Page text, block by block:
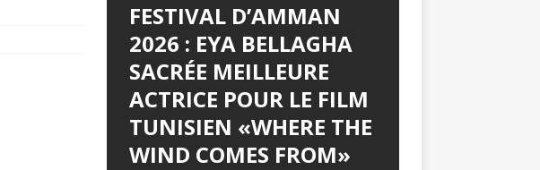
FESTIVAL D’AMMAN
2026 : EYA BELLAGHA
SACRÉE MEILLEURE
ACTRICE POUR LE FILM
TUNISIEN «WHERE THE
WIND COMES FROM»